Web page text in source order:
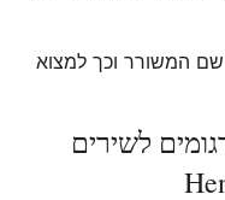
המשורר וכך למצוא
לשירים